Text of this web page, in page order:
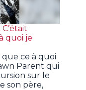
quoi je
ce à quoi
Parent qui
sur le
son père,